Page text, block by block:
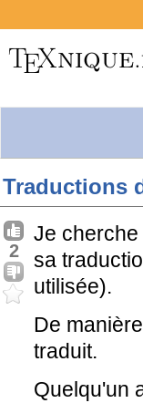
Traductions
2
Je
sa
utilisée).
De
traduit.
Quelqu'un